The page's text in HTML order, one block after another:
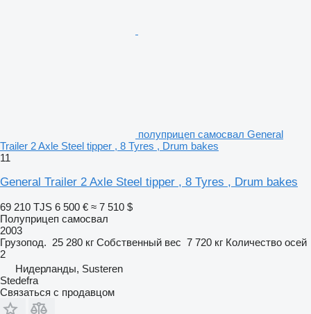
полуприцеп самосвал General
Trailer 2 Axle Steel tipper , 8 Tyres , Drum bakes
11
General Trailer 2 Axle Steel tipper , 8 Tyres , Drum bakes
69 210 TJS 6 500 € ≈ 7 510 $
Полуприцеп самосвал
2003
Грузопод. 25 280 кг Собственный вес 7 720 кг Количество осей
2
Нидерланды, Susteren
Stedefra
Связаться с продавцом